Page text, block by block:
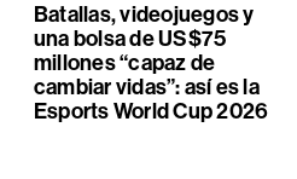
Batallas, videojuegos y
una bolsa de US$75
millones “capaz de
cambiar vidas”: así es la
Esports World Cup 2026